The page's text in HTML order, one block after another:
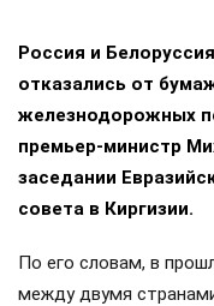
Россия и
отказались от
железнодорожных
премьер-министр
заседании
совета в Киргизии.
По его словам, в
между двумя